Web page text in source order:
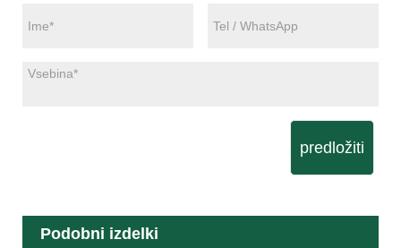
predložiti
Podobni izdelki